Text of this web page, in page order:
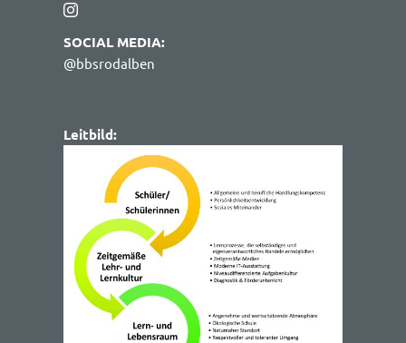
SOCIAL MEDIA:
@bbsrodalben
Leitbild: